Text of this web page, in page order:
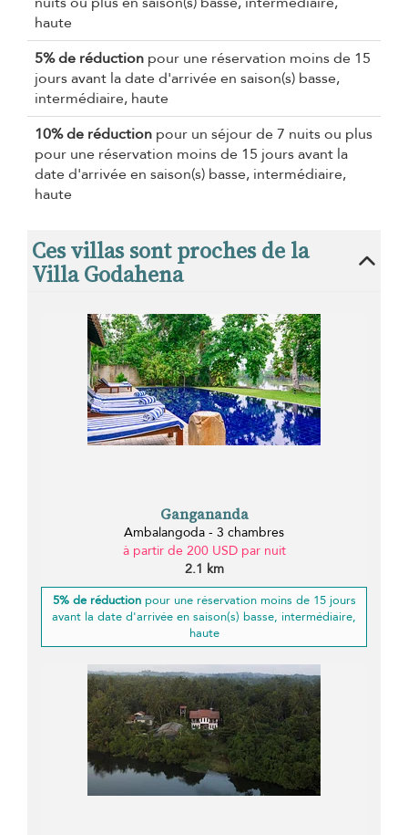
haute
5% de réduction pour une réservation moins de 15
jours avant la date d'arrivée en saison(s) basse,
intermédiaire, haute
10% de réduction pour un séjour de 7 nuits ou plus
pour une réservation moins de 15 jours avant la
date d'arrivée en saison(s) basse, intermédiaire,
haute
Ces villas sont proches de la
Villa Godahena
Gangananda
Ambalangoda - 3 chambres
à partir de 200 USD par nuit
2.1 km
5% de réductionpour une réservation moins de 15 jours
avant la date d'arrivée en saison(s) basse, intermédiaire,
haute